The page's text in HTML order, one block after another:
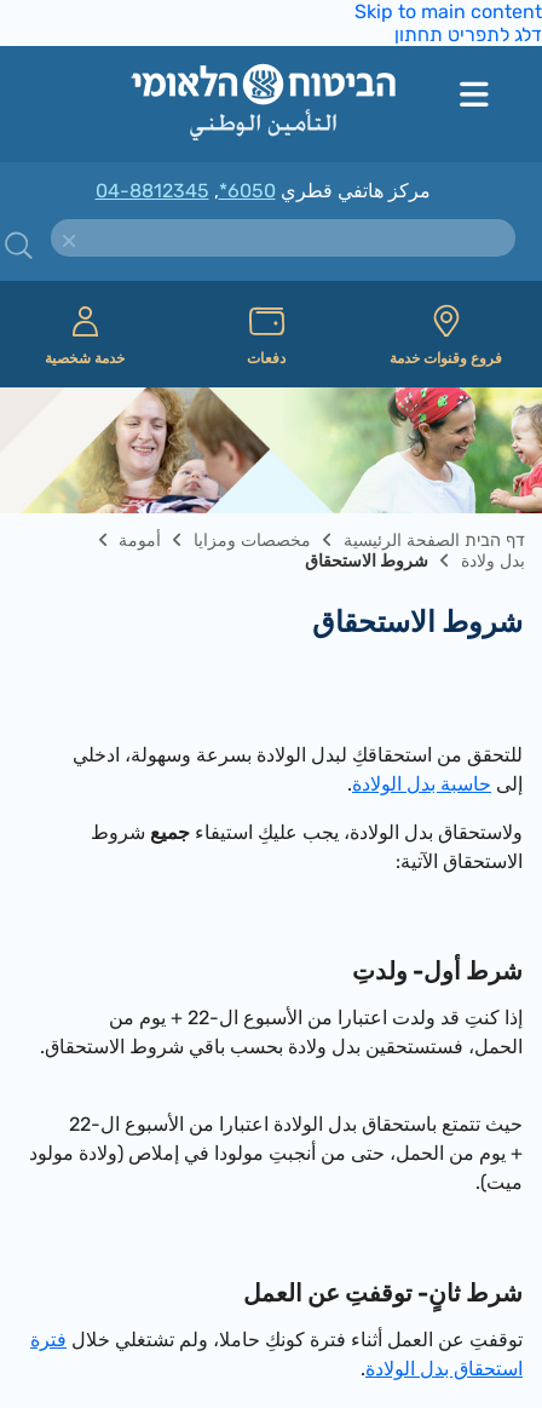
Skip to main
לתפריט תחתון
مركز هاتفي قطري*6050
,
04-8812345
فروع وقنوات خدمة دفعات خدمة شخصية
דף הבית الصفحة الرئيسية مخصصات ومزايا
أمومة
بدل ولادة
شروط الاستحقاق
شروط الاستحقاق
للتحقق من استحقاقكِ لبدل الولادة بسرعة وسهولة، ادخلي
إلى حاسبة بدل الولادة.
ولاستحقاق بدل الولادة، يجب عليكِ استيفاءجميعشروط
الاستحقاق الآتية:
شرط أول- ولدتِ
ذا كنتِ قد ولدت
اعتبارا من الأسبوع ال-22 + يوم من
الحمل، فستستحقين بدل ولادة بحسب باقي شروط الاستحقاق.
حيث تتمتع باستحقاق بدل الولادة
اعتبارا من الأسبوع ال-22
+ يوم من الحمل، حتى من أنجبتِمولودا في إملاص (ولادة مولود
ميت).
شرط ثانٍ- توقفتِ عن العمل
توقفتِ عن العمل أثناء فترة كونكِ حاملا، ولم تشتغلي خلالفترة
استحقاق بدل الولادة.